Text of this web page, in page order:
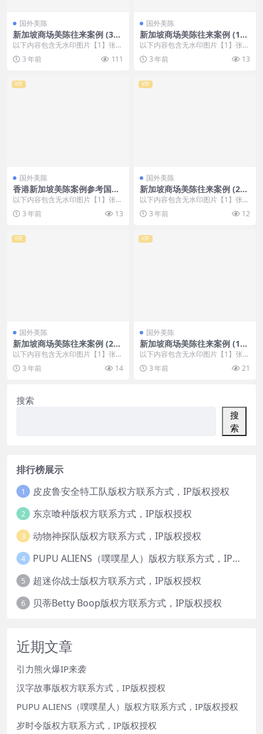
国外美陈
新加坡商场美陈往来案例 (380
4)大连市好的美陈方案
以下内容包含无水印图片【1】张
，开通会员无障碍浏览 开通VIP会
员 3 年前 111
国外美陈
新加坡商场美陈往来案例 (161
5)东营市美陈是什么
以下内容包含无水印图片【1】张
，开通会员无障碍浏览 开通VIP会
员 3 年前 13
VIP
国外美陈
香港新加坡美陈案例参考国外
美陈 (33)福州市美陈创意
以下内容包含无水印图片【1】张
，开通会员无障碍浏览 开通VIP会
员 3 年前 13
VIP
国外美陈
新加坡商场美陈往来案例 (28
5)惠州市壹企划
以下内容包含无水印图片【1】张
，开通会员无障碍浏览 开通VIP会
员 3 年前 12
VIP
国外美陈
新加坡商场美陈往来案例 (298
3)绍兴市美陈网
以下内容包含无水印图片【1】张
，开通会员无障碍浏览 开通VIP会
员 3 年前 14
VIP
国外美陈
新加坡商场美陈往来案例 (121
1)漳州市美陈公司
以下内容包含无水印图片【1】张
，开通会员无障碍浏览 开通VIP会
员 3 年前 21
搜索
搜
索
排行榜展示
1 皮皮鲁安全特工队版权方联系方式，IP版权授权
2 东京喰种版权方联系方式，IP版权授权
3 动物神探队版权方联系方式，IP版权授权
4 PUPU ALIENS（噗噗星人）版权方联系方式，IP版权授权
5 超迷你战士版权方联系方式，IP版权授权
6 贝蒂Betty Boop版权方联系方式，IP版权授权
近期文章
引力熊火爆IP来袭
汉字故事版权方联系方式，IP版权授权
PUPU ALIENS（噗噗星人）版权方联系方式，IP版权授权
岁时令版权方联系方式，IP版权授权